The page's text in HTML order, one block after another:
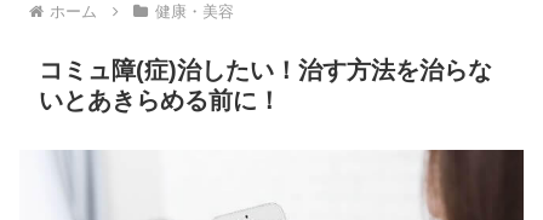
ホーム 健康・美容
コミュ障(症)治したい！治す方法を治らな
いとあきらめる前に！